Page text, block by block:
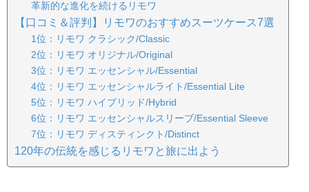
革新的な進化を続けるリモワ
【口コミ＆評判】リモワのおすすめスーツケース7選
1位：リモワ クラシック/Classic
2位：リモワ オリジナル/Original
3位：リモワ エッセンシャル/Essential
4位：リモワ エッセンシャルライト/Essential Lite
5位：リモワ ハイブリッド/Hybrid
6位：リモワ エッセンシャルスリーブ/Essential Sleeve
7位：リモワ ディスティンクト/Distinct
120年の伝統を感じるリモワと旅に出よう